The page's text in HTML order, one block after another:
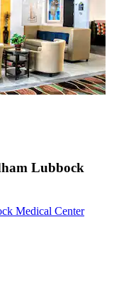
Lubbock
Medical Center